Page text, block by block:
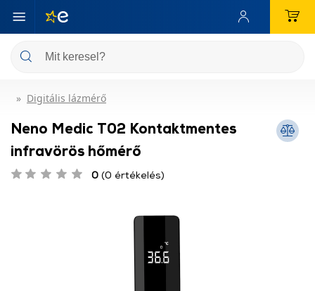
Digitális lázmérő
Neno Medic T02 Kontaktmentes
infravörös hőmérő
0 (0 értékelés)